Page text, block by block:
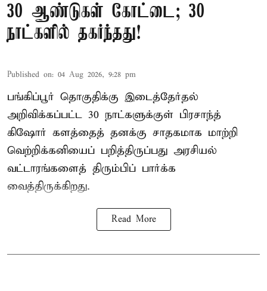
30 ஆண்டுகள் கோட்டை; 30
நாட்களில் தகர்ந்தது!
Published on: 04 Aug 2026, 9:28 pm
பங்கிப்பூர் தொகுதிக்கு இடைத்தேர்தல்
அறிவிக்கப்பட்ட 30 நாட்களுக்குள் பிரசாந்த்
கிஷோர் களத்தைத் தனக்கு சாதகமாக மாற்றி
வெற்றிக்கனியைப் பறித்திருப்பது அரசியல்
வட்டாரங்களைத் திரும்பிப் பார்க்க
வைத்திருக்கிறது.
Read More